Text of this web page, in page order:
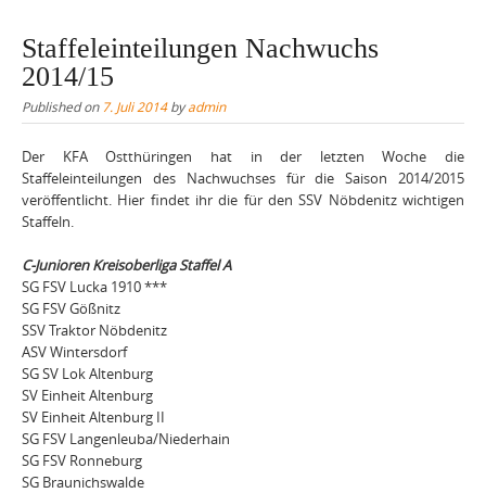
content
Staffeleinteilungen Nachwuchs
2014/15
Published on 7. Juli 2014byadmin
Der KFA Ostthüringen hat in der letzten Woche die
Staffeleinteilungen des Nachwuchses für die Saison 2014/2015
veröffentlicht. Hier findet ihr die für den SSV Nöbdenitz wichtigen
Staffeln.
C-Junioren Kreisoberliga Staffel A
SG FSV Lucka 1910 ***
SG FSV Gößnitz
SSV Traktor Nöbdenitz
ASV Wintersdorf
SG SV Lok Altenburg
SV Einheit Altenburg
SV Einheit Altenburg II
SG FSV Langenleuba/Niederhain
SG FSV Ronneburg
SG Braunichswalde